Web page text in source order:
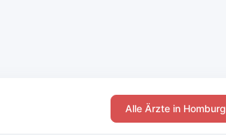
Alle Ärzte in Homburg